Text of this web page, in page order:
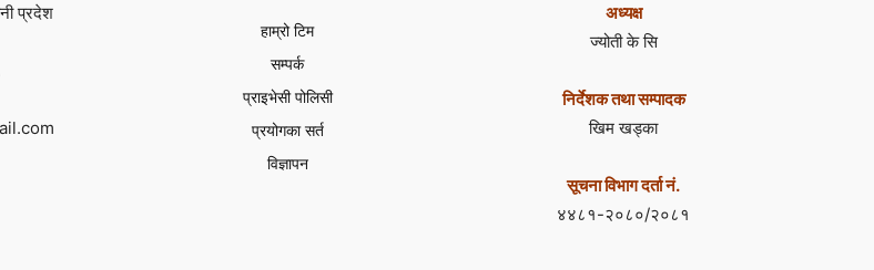
प्रदेश
हाम्रो टिम
सम्पर्क
प्राइभेसी पोलिसी
प्रयोगका सर्त
विज्ञापन
अध्यक्ष
ज्योती के सि
निर्देशक तथा सम्पादक
खिम खड्का
सूचना विभाग दर्ता नं.
४४८१-२०८०/२०८१